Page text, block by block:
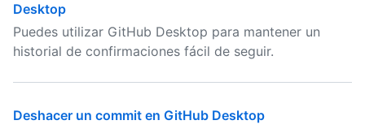
Desktop
Puedes utilizar GitHub Desktop para mantener un
historial de confirmaciones fácil de seguir.
Deshacer un commit en GitHub Desktop